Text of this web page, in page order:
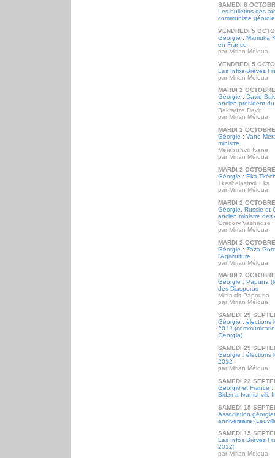
SAMEDI 6
Les bulletins des
communiste
VENDREDI 5
Géorgie : Mamuka
en France
par Mirian Méloua
VENDREDI 5
Les Infos Brèves
par Mirian Méloua
MARDI 2
Géorgie : David
ancien président
Bakradze Davit
par Mirian Méloua
MARDI 2
Géorgie : Vano
ministre
Merabishvili Ivane
par Mirian Méloua
MARDI 2
Géorgie : Eka
Tkeshelashvili Eka
par Mirian Méloua
MARDI 2
Géorgie, Russie et
ancien ministre des
Gregory Vashadze
par Mirian Méloua
MARDI 2
Géorgie : Zaza
l'Agriculture
par Mirian Méloua
MARDI 2
Géorgie : Papuna
des Diasporas
Mirza dit Papouna
par Mirian Méloua
SAMEDI 29
Géorgie : élections
2012
Georgia)
SAMEDI 29
Géorgie : élections
2012
par Mirian Méloua
SAMEDI 22
Géorgie et France :
Bidzina Ivanishvili,
SAMEDI 15
Association
anniversaire
SAMEDI 15
Les Infos Brèves
2012)
par Mirian Méloua